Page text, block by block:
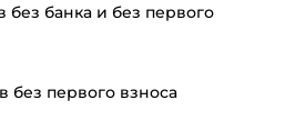
без банка и без первого
без первого взноса